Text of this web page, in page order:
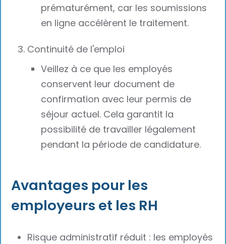
prématurément, car les soumissions
en ligne accélèrent le traitement.
Continuité de l'emploi
Veillez à ce que les employés
conservent leur document de
confirmation avec leur permis de
séjour actuel. Cela garantit la
possibilité de travailler légalement
pendant la période de candidature.
Avantages pour les
employeurs et les RH
Risque administratif réduit : les employés